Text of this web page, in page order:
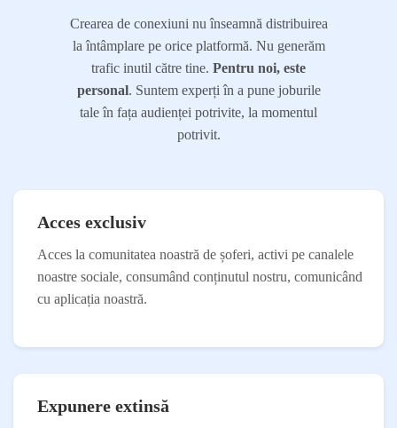
Crearea de conexiuni nu înseamnă distribuirea
la întâmplare pe orice platformă. Nu generăm
trafic inutil către tine. Pentru noi, este
personal. Suntem experți în a pune joburile
tale în fața audienței potrivite, la momentul
potrivit.
Acces exclusiv
Acces la comunitatea noastră de șoferi, activi pe canalele
noastre sociale, consumând conținutul nostru, comunicând
cu aplicația noastră.
Expunere extinsă